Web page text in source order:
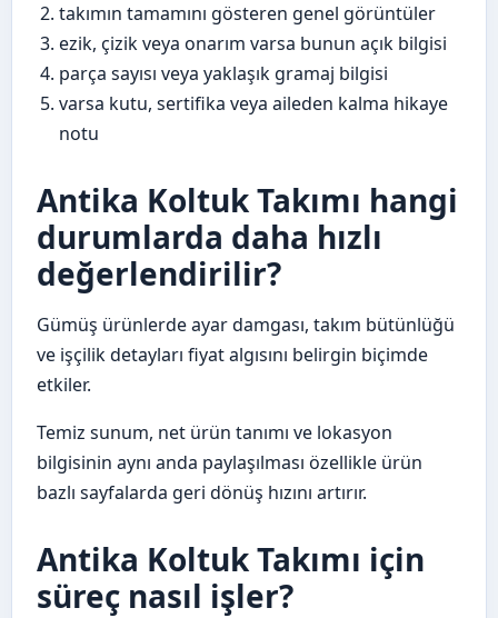
takımın tamamını gösteren genel görüntüler
ezik, çizik veya onarım varsa bunun açık bilgisi
parça sayısı veya yaklaşık gramaj bilgisi
varsa kutu, sertifika veya aileden kalma hikaye
notu
Antika Koltuk Takımı hangi
durumlarda daha hızlı
değerlendirilir?
Gümüş ürünlerde ayar damgası, takım bütünlüğü
ve işçilik detayları fiyat algısını belirgin biçimde
etkiler.
Temiz sunum, net ürün tanımı ve lokasyon
bilgisinin aynı anda paylaşılması özellikle ürün
bazlı sayfalarda geri dönüş hızını artırır.
Antika Koltuk Takımı için
süreç nasıl işler?